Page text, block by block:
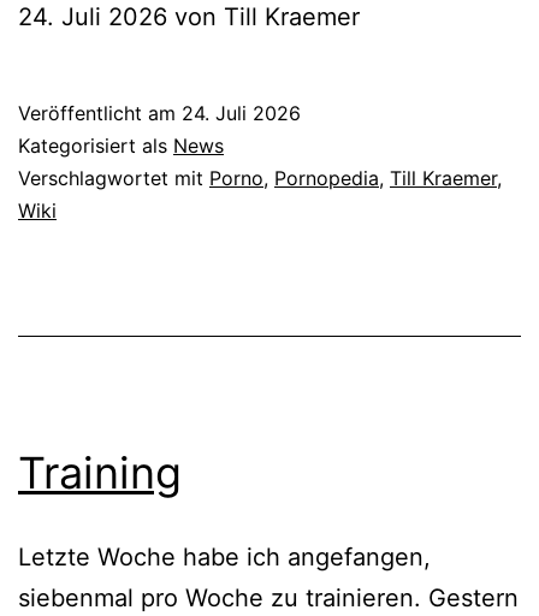
24. Juli 2026 von Till Kraemer
Veröffentlicht am 24. Juli 2026
Kategorisiert als News
Verschlagwortet mit Porno, Pornopedia, Till Kraemer,
Wiki
Training
Letzte Woche habe ich angefangen,
siebenmal pro Woche zu trainieren. Gestern